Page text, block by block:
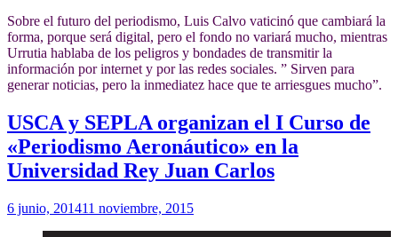
Sobre el futuro del periodismo, Luis Calvo vaticinó que cambiará la
forma, porque será digital, pero el fondo no variará mucho, mientras
Urrutia hablaba de los peligros y bondades de transmitir la
información por internet y por las redes sociales. ” Sirven para
generar noticias, pero la inmediatez hace que te arriesgues mucho”.
USCA y SEPLA organizan el I Curso de
«Periodismo Aeronáutico» en la
Universidad Rey Juan Carlos
6 junio, 201411 noviembre, 2015